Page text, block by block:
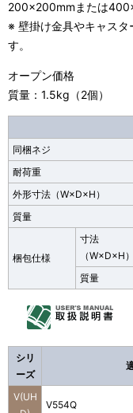
200×200mmまたは
※ 壁掛け金具やキャスタ
す。
オープン価格
質量：1.5kg（2個）
同梱ネジ
耐荷重
外形寸法 （W×D×H）
質量
梱包仕様
寸法
（W×D×H）
質量
シリ
ーズ
V(UH
V554Q